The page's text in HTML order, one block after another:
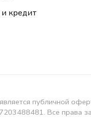
и кредит
публичной
Все права